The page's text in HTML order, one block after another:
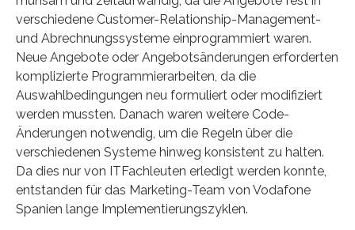
verschiedene Customer-Relationship-Management-
und Abrechnungssysteme einprogrammiert waren.
Neue Angebote oder Angebotsänderungen erforderten
komplizierte Programmierarbeiten, da die
Auswahlbedingungen neu formuliert oder modifiziert
werden mussten. Danach waren weitere Code-
Änderungen notwendig, um die Regeln über die
verschiedenen Systeme hinweg konsistent zu halten.
Da dies nur von ITFachleuten erledigt werden konnte,
entstanden für das Marketing-Team von Vodafone
Spanien lange Implementierungszyklen.